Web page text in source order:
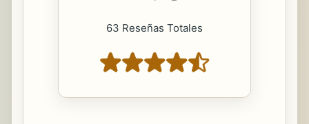
63 Reseñas Totales